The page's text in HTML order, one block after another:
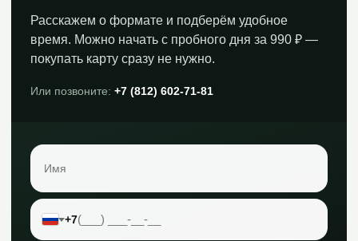
Расскажем о формате и подберём удобное
время. Можно начать с пробного дня за 990 ₽ —
покупать карту сразу не нужно.
Или позвоните: +7 (812) 602-71-81
+7